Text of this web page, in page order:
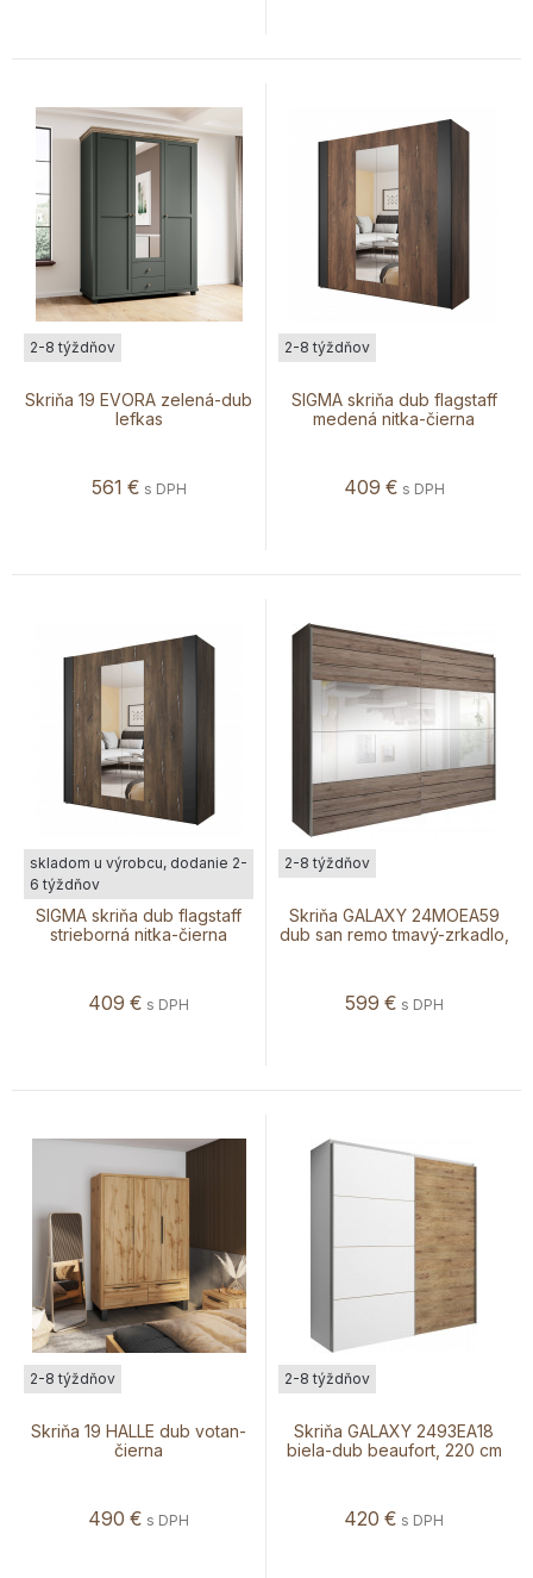
Skriňa 19 EVORA zelená-dub
lefkas
2-8 týždňov
561 € s DPH
SIGMA skriňa dub flagstaff
medená nitka-čierna
2-8 týždňov
409 € s DPH
SIGMA skriňa dub flagstaff
strieborná nitka-čierna
skladom u výrobcu, dodanie 2-
6 týždňov
409 € s DPH
Skriňa GALAXY 24MOEA59
dub san remo tmavý-zrkadlo,
2-8 týždňov
599 € s DPH
Skriňa 19 HALLE dub votan-
čierna
2-8 týždňov
490 € s DPH
Skriňa GALAXY 2493EA18
biela-dub beaufort, 220 cm
2-8 týždňov
420 € s DPH